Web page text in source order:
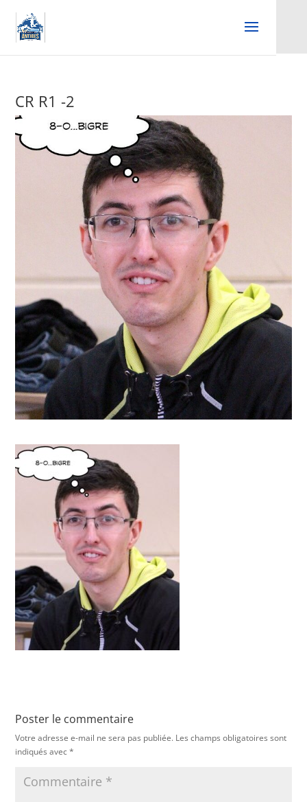
CR R1 -2
Poster le commentaire
Votre adresse e-mail ne sera pas publiée. Les champs obligatoires sont
indiqués avec*